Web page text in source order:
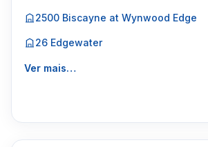
2500 Biscayne at Wynwood Edge
26 Edgewater
Ver mais…